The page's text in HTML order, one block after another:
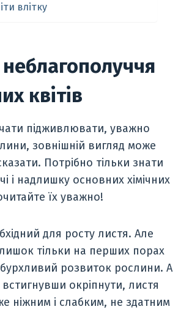
влітку
квітів
підживлювати, уважно
зовнішній вигляд може
Потрібно тільки знати
і надлишку основних хімічних
їх уважно!
для росту листя. Але
тільки на перших порах
розвиток рослини. А
встигнувши окріпнути, листя
ніжним і слабким, не здатним